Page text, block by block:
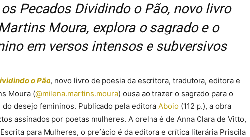
Pecados Dividindo o Pão, novo livro
Moura, explora o sagrado e o
em versos intensos e subversivos
o Pão, novo livro de poesia da escritora, tradutora, editora e
Moura (@milena.martins.moura) ousa ao trazer o sagrado para o
desejo femininos. Publicado pela editora Aboio (112 p.), a obra
assinados por poetas mulheres. A orelha é de Anna Clara de Vitto,
para Mulheres, o prefácio é da editora e crítica literária Priscila